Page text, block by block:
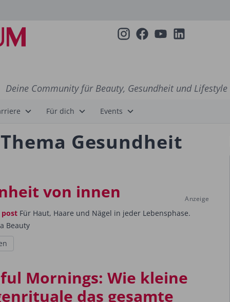
Deine Community für Beauty, Gesundheit und Lifestyle
Für dich Events
Gesundheit
von innen Anzeige
post Für Haut, Haare und Nägel in jeder Lebensphase.
Beauty
Mornings: Wie kleine
das gesamte